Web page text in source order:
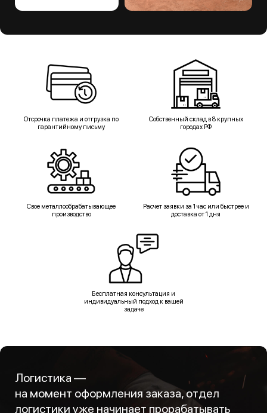
Отсрочка платежа и отгрузка по
гарантийному письму
Собственный склад в 8 крупных
городах РФ
Свое металлообрабатывающее
производство
Расчет заявки за 1 час или быстрее и
доставка от 1 дня
Бесплатная консультация и
индивидуальный подход к вашей
задаче
Логистика —
на момент оформления заказа, отдел
логистики уже начинает прорабатывать